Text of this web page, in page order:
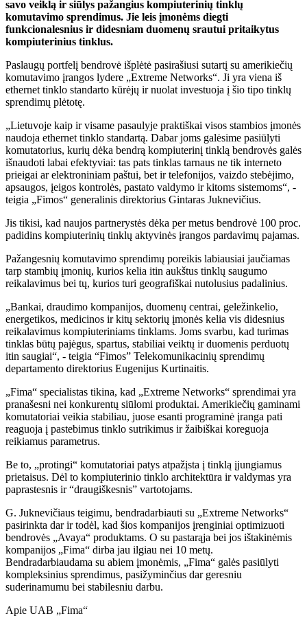
savo veiklą ir siūlys pažangius kompiuterinių tinklų
komutavimo sprendimus. Jie leis įmonėms diegti
funkcionalesnius ir didesniam duomenų srautui pritaikytus
kompiuterinius tinklus.
Paslaugų portfelį bendrovė išplėtė pasirašiusi sutartį su amerikiečių
komutavimo įrangos lydere „Extreme Networks“. Ji yra viena iš
ethernet tinklo standarto kūrėjų ir nuolat investuoja į šio tipo tinklų
sprendimų plėtotę.
„Lietuvoje kaip ir visame pasaulyje praktiškai visos stambios įmonės
naudoja ethernet tinklo standartą. Dabar joms galėsime pasiūlyti
komutatorius, kurių dėka bendrą kompiuterinį tinklą bendrovės galės
išnaudoti labai efektyviai: tas pats tinklas tarnaus ne tik interneto
prieigai ar elektroniniam paštui, bet ir telefonijos, vaizdo stebėjimo,
apsaugos, įeigos kontrolės, pastato valdymo ir kitoms sistemoms“, -
teigia „Fimos“ generalinis direktorius Gintaras Juknevičius.
Jis tikisi, kad naujos partnerystės dėka per metus bendrovė 100 proc.
padidins kompiuterinių tinklų aktyvinės įrangos pardavimų pajamas.
Pažangesnių komutavimo sprendimų poreikis labiausiai jaučiamas
tarp stambių įmonių, kurios kelia itin aukštus tinklų saugumo
reikalavimus bei tų, kurios turi geografiškai nutolusius padalinius.
„Bankai, draudimo kompanijos, duomenų centrai, geležinkelio,
energetikos, medicinos ir kitų sektorių įmonės kelia vis didesnius
reikalavimus kompiuteriniams tinklams. Joms svarbu, kad turimas
tinklas būtų pajėgus, spartus, stabiliai veiktų ir duomenis perduotų
itin saugiai“, - teigia “Fimos” Telekomunikacinių sprendimų
departamento direktorius Eugenijus Kurtinaitis.
„Fima“ specialistas tikina, kad „Extreme Networks“ sprendimai yra
pranašesni nei konkurentų siūlomi produktai. Amerikiečių gaminami
komutatoriai veikia stabiliau, juose esanti programinė įranga pati
reaguoja į pastebimus tinklo sutrikimus ir žaibiškai koreguoja
reikiamus parametrus.
Be to, „protingi“ komutatoriai patys atpažįsta į tinklą įjungiamus
prietaisus. Dėl to kompiuterinio tinklo architektūra ir valdymas yra
paprastesnis ir “draugiškesnis” vartotojams.
G. Juknevičiaus teigimu, bendradarbiauti su „Extreme Networks“
pasirinkta dar ir todėl, kad šios kompanijos įrenginiai optimizuoti
bendrovės „Avaya“ produktams. O su pastarąja bei jos ištakinėmis
kompanijos „Fima“ dirba jau ilgiau nei 10 metų.
Bendradarbiaudama su abiem įmonėmis, „Fima“ galės pasiūlyti
kompleksinius sprendimus, pasižyminčius dar geresniu
suderinamumu bei stabilesniu darbu.
Apie UAB „Fima“